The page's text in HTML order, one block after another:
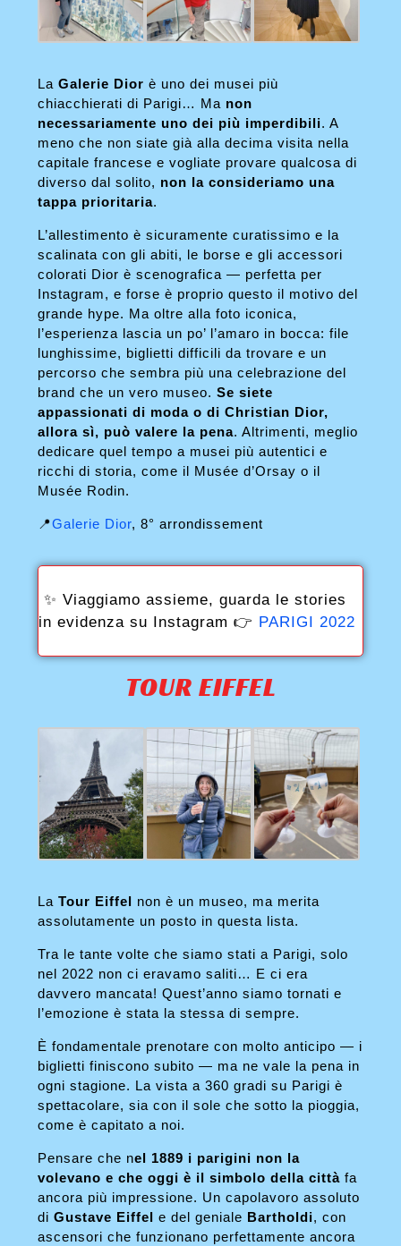
LaGalerie Dior è uno dei musei più
chiacchierati di Parigi… Ma non
necessariamente uno dei più imperdibili. A
meno che non siate già alla decima visita nella
capitale francese e vogliate provare qualcosa di
diverso dal solito, non la consideriamo una
tappa prioritaria.
L’allestimento è sicuramente curatissimo e la
scalinata con gli abiti, le borse e gli accessori
colorati Dior è scenografica — perfetta per
Instagram, e forse è proprio questo il motivo del
grande hype. Ma oltre alla foto iconica,
l’esperienza lascia un po’ l’amaro in bocca: file
lunghissime, biglietti difficili da trovare e un
percorso che sembra più una celebrazione del
brand che un vero museo.Se siete
appassionati di moda o di Christian Dior,
allora sì, può valere la pena. Altrimenti, meglio
dedicare quel tempo a musei più autentici e
ricchi di storia, come il Musée d’Orsay o il
Musée Rodin.
📍Galerie Dior, 8° arrondissement
✨ Viaggiamo assieme, guarda le stories
in evidenza su Instagram 👉 PARIGI 2022
TOUR EIFFEL
LaTour Eiffel
non è un museo, ma merita
assolutamente un posto in questa lista.
Tra le tante volte che siamo stati a Parigi, solo
nel 2022 non ci eravamo saliti… E ci era
davvero mancata! Quest’anno siamo tornati e
l’emozione è stata la stessa di sempre.
È fondamentale prenotare con molto anticipo — i
biglietti finiscono subito — ma ne vale la pena in
ogni stagione. La vista a 360 gradi su Parigi è
spettacolare, sia con il sole che sotto la pioggia,
come è capitato a noi.
Pensare che nel 1889 i parigini non la
volevano e che oggi è il simbolo della città fa
ancora più impressione. Un capolavoro assoluto
diGustave Eiffel e del geniale Bartholdi, con
ascensori che funzionano perfettamente ancora